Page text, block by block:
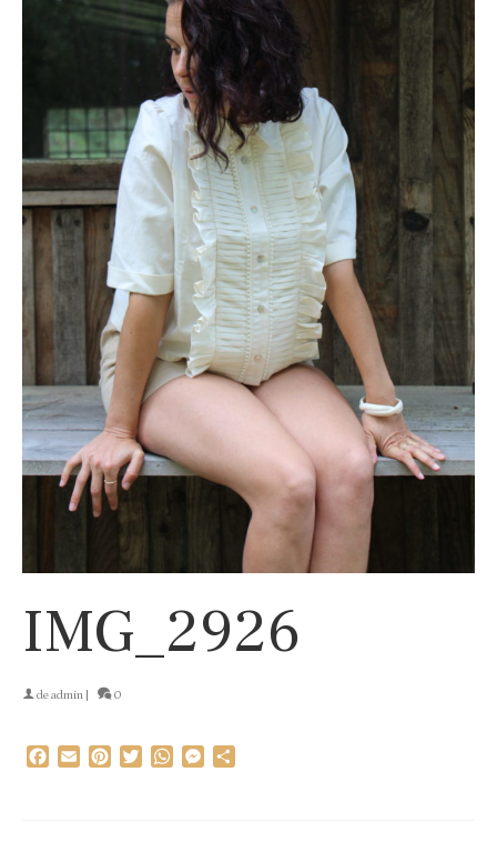
IMG_2926
deadmin 0
Facebook
EmailPinterestTwitterWhatsAppMessenger